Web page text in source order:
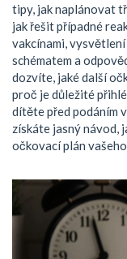
tipy, jak naplánovat
jak řešit případné
vakcínami,
schématem a
dozvíte, jaké další
proč je důležité
dítěte před podáním
získáte jasný návod,
očkovací plán